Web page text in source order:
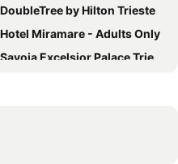
DoubleTree by Hilton Trieste
Hotel Miramare - Adults Only
Savoia Excelsior Palace Trieste - Starhotels Collezione